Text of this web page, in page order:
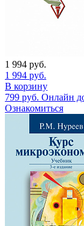
1 994 руб.
1 994 руб.
В корзину
799 руб. Онлайн
Ознакомиться